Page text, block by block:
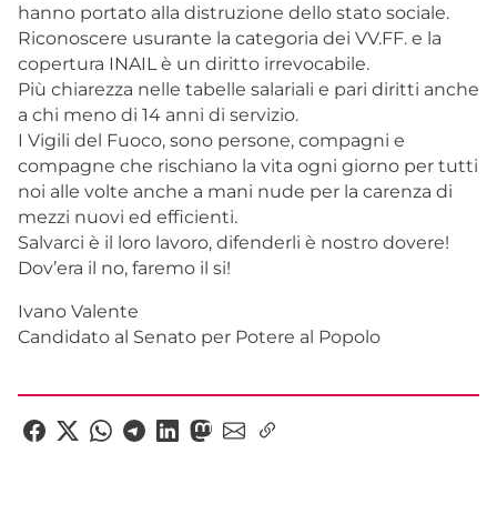
hanno portato alla distruzione dello stato sociale.
Riconoscere usurante la categoria dei VV.FF. e la
copertura INAIL è un diritto irrevocabile.
Più chiarezza nelle tabelle salariali e pari diritti anche
a chi meno di 14 anni di servizio.
I Vigili del Fuoco, sono persone, compagni e
compagne che rischiano la vita ogni giorno per tutti
noi alle volte anche a mani nude per la carenza di
mezzi nuovi ed efficienti.
Salvarci è il loro lavoro, difenderli è nostro dovere!
Dov’era il no, faremo il si!
Ivano Valente
Candidato al Senato per Potere al Popolo